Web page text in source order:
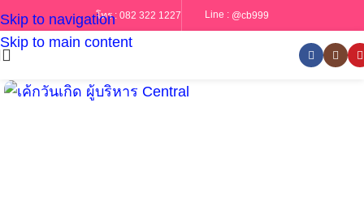
Skip to navigation
Skip to main content
โทร : 082 322 1227 Line : @cb999